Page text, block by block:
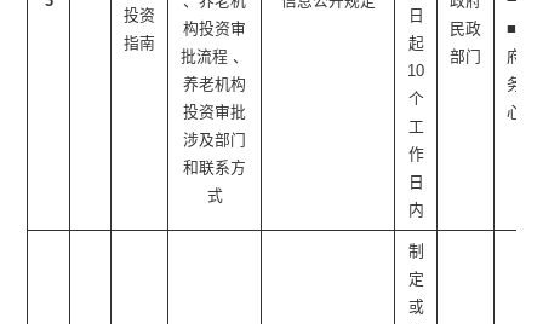
投资
指南
构投资审
批流程 、
养老机构
投资审批
涉及部门
和联系方
式
日
起
10
个
工
作
日
内
民政
部门
■政
府服
务中
心
制
定
或